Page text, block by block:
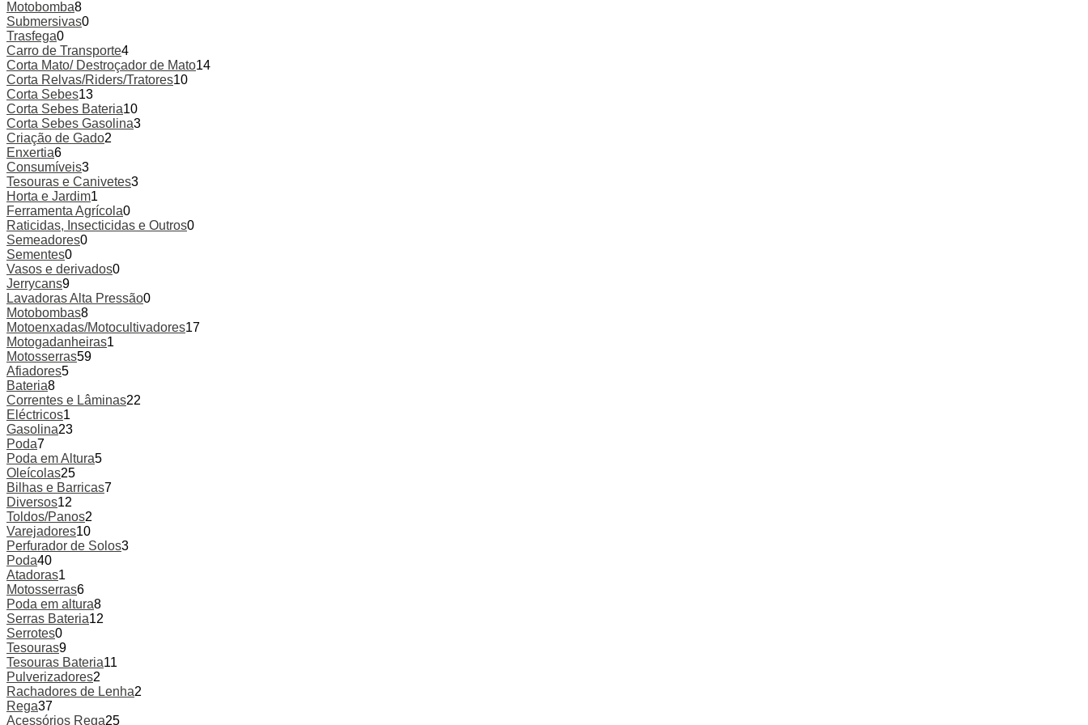
Motobomba8
Submersivas0
Trasfega0
Carro de Transporte4
Corta Mato/ Destroçador de Mato14
Corta Relvas/Riders/Tratores10
Corta Sebes13
Corta Sebes Bateria10
Corta Sebes Gasolina3
Criação de Gado2
Enxertia6
Consumíveis3
Tesouras e Canivetes3
Horta e Jardim1
Ferramenta Agrícola0
Raticidas, Insecticidas e Outros0
Semeadores0
Sementes0
Vasos e derivados0
Jerrycans9
Lavadoras Alta Pressão0
Motobombas8
Motoenxadas/Motocultivadores17
Motogadanheiras1
Motosserras59
Afiadores5
Bateria8
Correntes e Lâminas22
Eléctricos1
Gasolina23
Poda7
Poda em Altura5
Oleícolas25
Bilhas e Barricas7
Diversos12
Toldos/Panos2
Varejadores10
Perfurador de Solos3
Poda40
Atadoras1
Motosserras6
Poda em altura8
Serras Bateria12
Serrotes0
Tesouras9
Tesouras Bateria11
Pulverizadores2
Rachadores de Lenha2
Rega37
Acessórios Rega25